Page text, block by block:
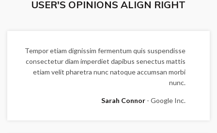
USER'S OPINIONS ALIGN RIGHT
Tempor etiam dignissim fermentum quis suspendisse
consectetur diam imperdiet dapibus senectus mattis
etiam velit pharetra nunc natoque accumsan morbi
nunc.
Sarah Connor Google Inc.